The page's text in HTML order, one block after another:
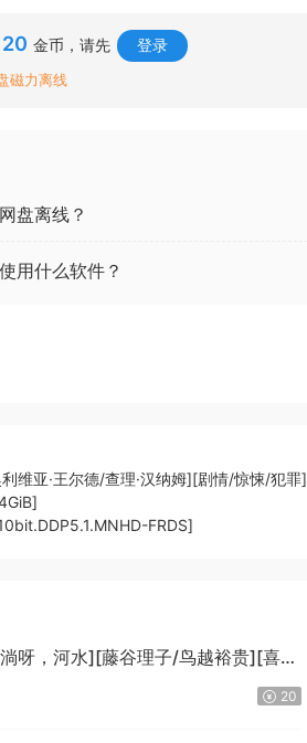
20 金币，请先 登录
磁力离线
盘离线？
用什么软件？
维亚·王尔德/查理·汉纳姆][剧情/惊悚/犯罪]
FRDS]
呀，河水][藤谷理子/鸟越裕贵][喜
4.37GiB]
20